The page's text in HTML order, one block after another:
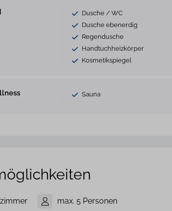
Dusche / WC
Dusche ebenerdig
Regendusche
Handtuchheizkörper
Kosmetikspiegel
Sauna
max. 5 Personen